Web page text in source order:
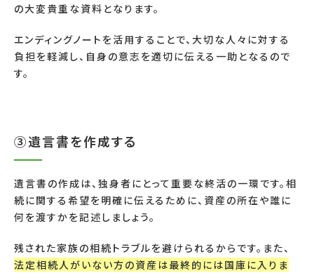
の大変貴重な資料となります。
エンディングノートを活用することで、大切な人々に対する
負担を軽減し、自身の意志を適切に伝える一助となるので
す。
③遺言書を作成する
遺言書の作成は、独身者にとって重要な終活の一環です。相
続に関する希望を明確に伝えるために、資産の所在や誰に
何を渡すかを記述しましょう。
残された家族の相続トラブルを避けられるからです。また、
法定相続人がいない方の資産は最終的には国庫に入りま